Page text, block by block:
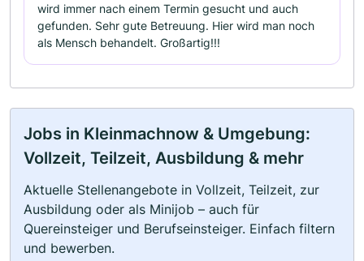
wird immer nach einem Termin gesucht und auch
gefunden. Sehr gute Betreuung. Hier wird man noch
als Mensch behandelt. Großartig!!!
Jobs in Kleinmachnow & Umgebung:
Vollzeit, Teilzeit, Ausbildung & mehr
Aktuelle Stellenangebote in Vollzeit, Teilzeit, zur
Ausbildung oder als Minijob – auch für
Quereinsteiger und Berufseinsteiger. Einfach filtern
und bewerben.